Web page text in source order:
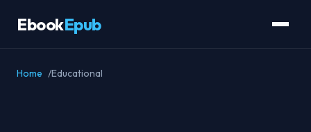
EbookEpub
Home Educational